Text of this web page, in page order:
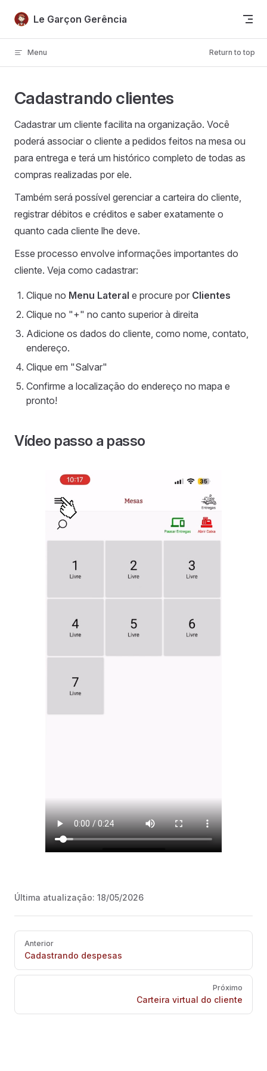
Skip to content
Le Garçon Gerência
Menu Return to top
Cadastrando clientes
Cadastrar um cliente facilita na organização. Você
poderá associar o cliente a pedidos feitos na mesa ou
para entrega e terá um histórico completo de todas as
compras realizadas por ele.
Também será possível gerenciar a carteira do cliente,
registrar débitos e créditos e saber exatamente o
quanto cada cliente lhe deve.
Esse processo envolve informações importantes do
cliente. Veja como cadastrar:
Clique no Menu Lateral e procure por Clientes
Clique no "+" no canto superior à direita
Adicione os dados do cliente, como nome, contato,
endereço.
Clique em "Salvar"
Confirme a localização do endereço no mapa e
pronto!
Vídeo passo a passo
Última atualização: 18/05/2026
Pager
Anterior
Cadastrando despesas
Próximo
Carteira virtual do cliente